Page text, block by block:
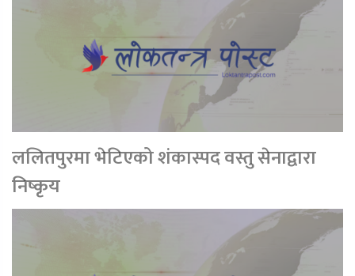
ललितपुरमा भेटिएको शंकास्पद वस्तु सेनाद्वारा
निष्कृय